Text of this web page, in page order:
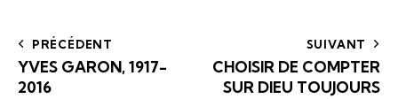
PRÉCÉDENT
YVES GARON, 1917-
2016
SUIVANT
CHOISIR DE COMPTER
SUR DIEU TOUJOURS